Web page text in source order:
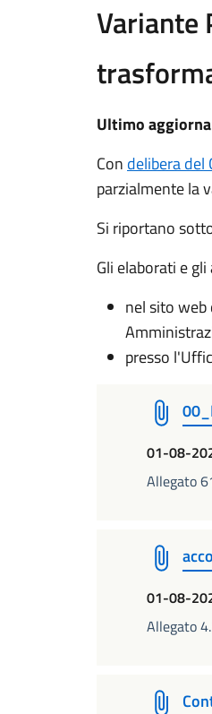
Variante
Ultimo
Con delibera
parzialmente la
Si riportano
Gli elaborati e
nel sito
presso
01-08-
Allegato
01-08-
Allegato